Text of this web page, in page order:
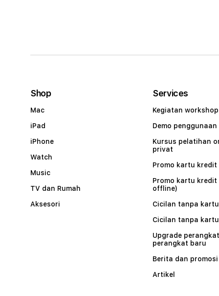
Shop
Mac
iPad
iPhone
Watch
Music
TV dan Rumah
Aksesori
Services
Kegiatan workshop
Demo penggunaan
Kursus pelatihan
privat
Promo kartu kredit
Promo kartu kredit
offline)
Cicilan tanpa
Cicilan tanpa
Upgrade
perangkat baru
Berita dan promosi
Artikel